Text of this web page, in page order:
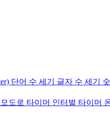
단어 수 세기 글자 수 세기
도로 타이머 인터벌 타이머